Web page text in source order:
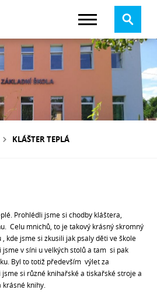
KLÁŠTER TEPLÁ
Prohlédli jsme si chodby kláštera,
Celu mnichů, to je takový krásný skromný
kde jsme si zkusili jak psaly děti ve škole
jsme v síni u velkých stolů a tam si pak
Byl to totiž především výlet za
si různé knihařské a tiskařské stroje a
knihy.